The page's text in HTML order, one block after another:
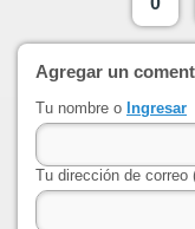
Agregar un
Tu nombre o Ingresar
Tu dirección de correo